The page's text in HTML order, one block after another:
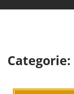
Categorie: